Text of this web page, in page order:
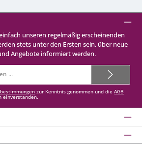
unseren regelmäßig erscheinenden
stets unter den Ersten sein, über neue
Angebote informiert werden.
Mail-
zur Kenntnis genommen und dieAGB
einverstanden.